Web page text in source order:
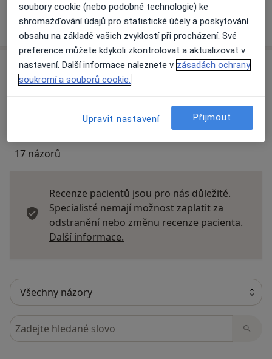
Víceo adrese
Názory
17 názorů
Recenze pacientů jsou pro nás důležité.
Specialisté nemají možnost zaplatit za
odstranění nebo změnu recenze pacienta.
Další informace.
Hledejte v názorech
soubory cookie (nebo podobné technologie) ke
shromažďování údajů pro statistické účely a poskytování
obsahu na základě vašich zvyklostí při procházení. Své
preference můžete kdykoli zkontrolovat a aktualizovat v
nastavení. Další informace naleznete v zásadách ochrany
soukromí a souborů cookie.
Upravit nastavení Přijmout